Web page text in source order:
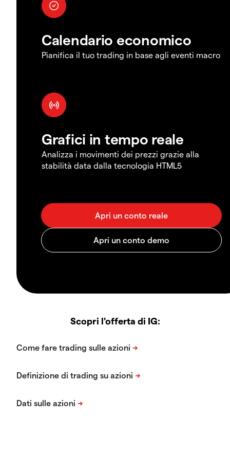
Calendario economico
Pianifica il tuo trading in base agli eventi macro
Grafici in tempo reale
Analizza i movimenti dei prezzi grazie alla
stabilità data dalla tecnologia HTML5
Scopri l'offerta di IG: